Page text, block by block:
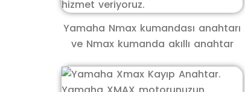
Yamaha Nmax kumandası anahtarı
ve Nmax kumanda akıllı anahtar